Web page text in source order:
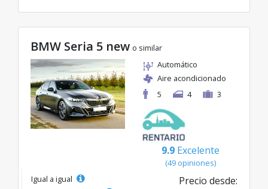
BMW Seria 5 new o similar
Automático
Aire acondicionado
5
4 3
9.9 Excelente
(49 opiniones)
Igual a igual
Precio desde: